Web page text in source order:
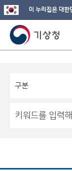
이 누리집은 대한